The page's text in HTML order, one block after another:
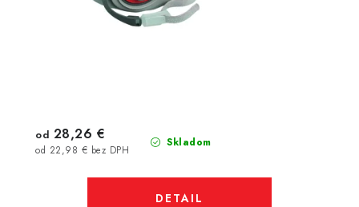
Skladom
od 22,98 € bez DPH
od 28,26 €
DETAIL